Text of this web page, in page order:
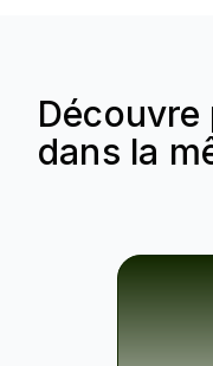
Découvre
dans la